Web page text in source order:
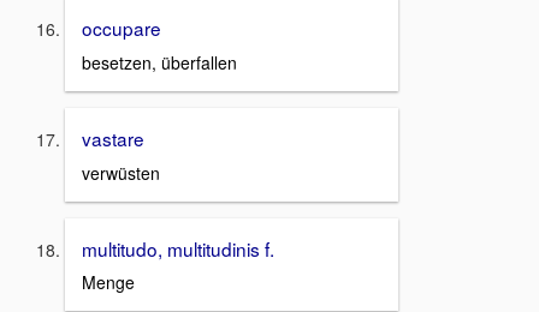
occupare
besetzen, überfallen
vastare
verwüsten
multitudo, multitudinis f.
Menge